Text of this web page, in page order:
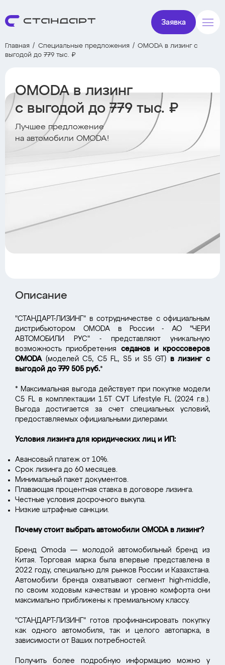
Заявка
Главная Специальные предложения
OMODA в лизинг с
выгодой до 779 тыс. ₽
OMODA в лизинг
с выгодой до 779 тыс. ₽
Лучшее предложение
на автомобили OMODA!
Описание
"СТАНДАРТ-ЛИЗИНГ" в сотрудничестве с официальным
дистрибьютором OMODA в России - АО "ЧЕРИ
АВТОМОБИЛИ РУС" - представляют уникальную
возможность приобретения седанов и кроссоверов
OMODA (моделей C5, C5 FL, S5 и S5 GT) в лизинг с
выгодой до 779 505 руб.*
* Максимальная выгода действует при покупке модели
C5 FL в комплектации 1.5T CVT Lifestyle FL (2024 г.в.).
Выгода достигается за счет специальных условий,
предоставляемых официальными дилерами.
Условия лизинга для юридических лиц и ИП:
Авансовый платеж от 10%.
Срок лизинга до 60 месяцев.
Минимальный пакет документов.
Плавающая процентная ставка в договоре лизинга.
Честные условия досрочного выкупа.
Низкие штрафные санкции.
Почему стоит выбрать автомобили OMODA в лизинг?
Бренд Omoda — молодой автомобильный бренд из
Китая. Торговая марка была впервые представлена в
2022 году, специально для рынков России и Казахстана.
Автомобили бренда охватывают сегмент high-middle,
по своим ходовым качествам и уровню комфорта они
максимально приближены к премиальному классу.
"СТАНДАРТ-ЛИЗИНГ" готов профинансировать покупку
как одного автомобиля, так и целого автопарка, в
зависимости от Ваших потребностей.
Получить более подробную информацию можно у